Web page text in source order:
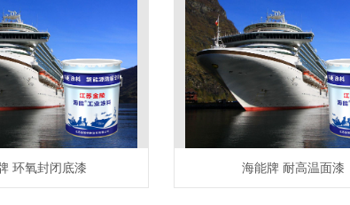
环氧封闭底漆 海能牌 耐高温面漆